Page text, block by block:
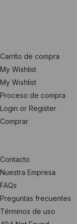
Carrito de compra
My Wishlist
My Wishlist
Proceso de compra
Login or Register
Comprar
Contacto
Nuestra Empresa
FAQs
Preguntas frecuentes
Términos de uso